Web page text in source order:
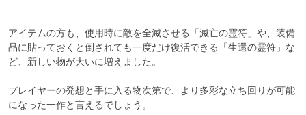
アイテムの方も、使用時に敵を全滅させる「滅亡の霊符」や、装備
品に貼っておくと倒されても一度だけ復活できる「生還の霊符」な
ど、新しい物が大いに増えました。
プレイヤーの発想と手に入る物次第で、より多彩な立ち回りが可能
になった一作と言えるでしょう。